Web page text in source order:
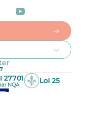
27701
NQA Loi 25